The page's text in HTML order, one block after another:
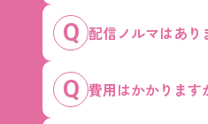
ュールなどマネージ
A スマートフォンとイ
えあれば始められま
Q 配信ノルマはあり
A ノルマは一切設けて
の目標に合わせて自
Q 費用はかかります